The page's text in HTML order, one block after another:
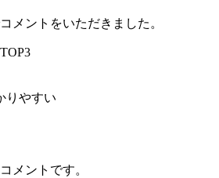
メントをいただきました。
りやすい
メントです。